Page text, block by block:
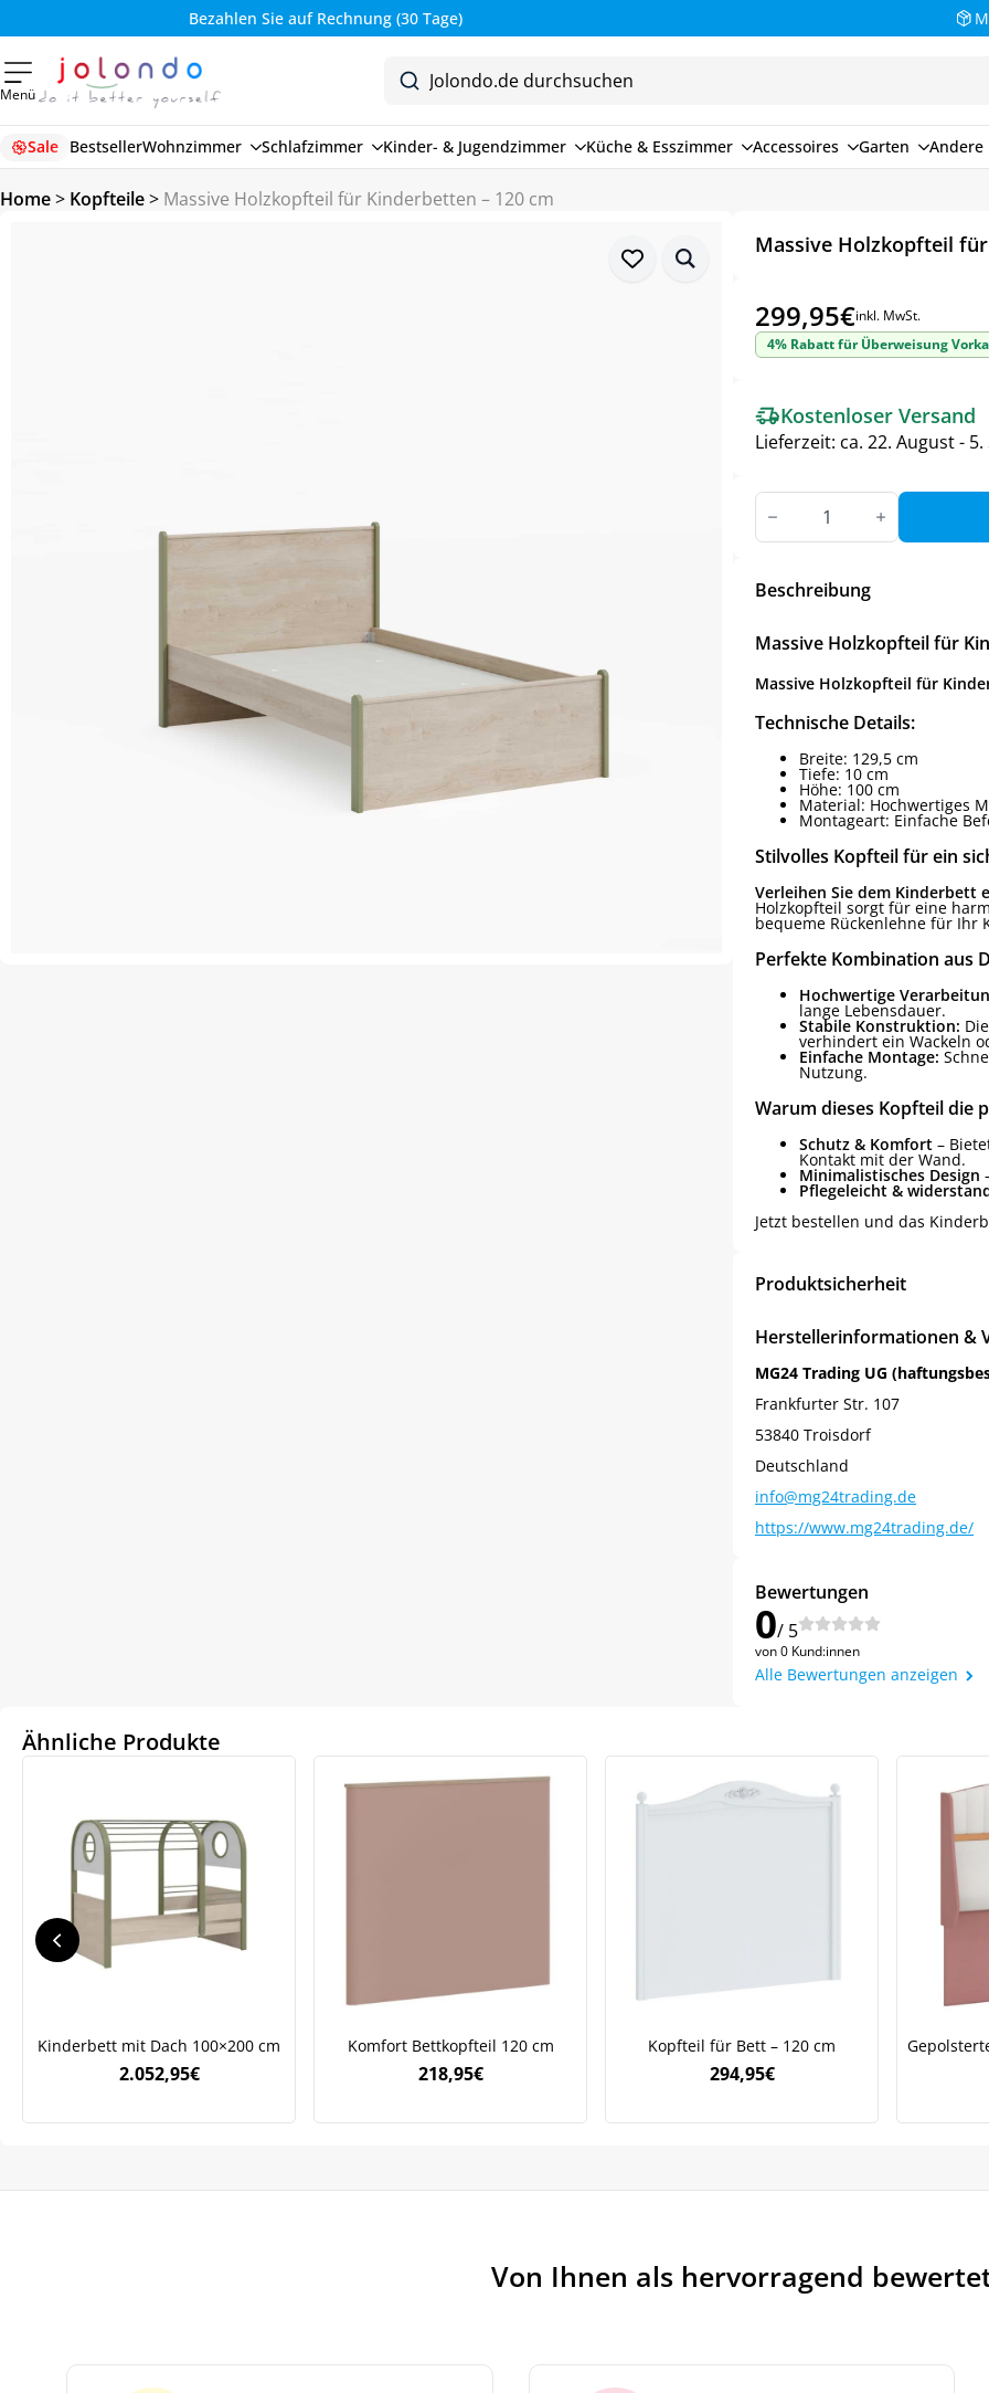
Bezahlen Sie auf Rechnung (30 Tage)
Menü
Sale BestsellerWohnzimmer Schlafzimmer Kinder- & Jugendzimmer Küche & Esszimmer Accessoires Garten Andere
Home> Kopfteile> Massive Holzkopfteil für Kinderbetten – 120 cm
Massive Holzkopfteil
299,95€inkl. MwSt.
4% Rabatt für Überweisung
Kostenloser Versand
Lieferzeit: ca. 22. August -
Massive
Holzkopfteil
für
120
Beschreibung
Massive Holzkopfteil für
Massive Holzkopfteil für
Technische Details:
Breite: 129,5 cm
Tiefe: 10 cm
Höhe: 100 cm
Material: Hochwertiges
Montageart: Einfache
Stilvolles Kopfteil für ein
Verleihen Sie dem Kinderbett
Holzkopfteil sorgt für eine
bequeme Rückenlehne für Ihr
Perfekte Kombination aus
Hochwertige
lange Lebensdauer.
Stabile Konstruktion:
verhindert ein Wackeln
Einfache Montage:
Nutzung.
Warum dieses Kopfteil die
Schutz & Komfort –
Kontakt mit der Wand.
Minimalistisches Design
Pflegeleicht &
Jetzt bestellen und das
Produktsicherheit
Herstellerinformationen &
MG24 Trading UG
Frankfurter Str. 107
53840 Troisdorf
Deutschland
info@mg24trading.de
https://www.mg24trading.de/
Bewertungen
0/ 5
von 0 Kund:innen
Alle Bewertungen anzeigen
Ähnliche Produkte
Kinderbett mit Dach 100×200 cm
2.052,95€
Komfort Bettkopfteil 120 cm
218,95€
Kopfteil für Bett – 120 cm
294,95€
Von Ihnen als hervorragend
Bleiben Sie auf dem Laufenden über Neuigkeiten und